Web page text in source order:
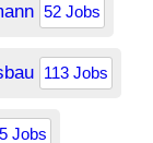
52 Jobs
113 Jobs
Jobs